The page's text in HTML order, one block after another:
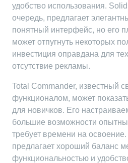
удобство использования.
очередь, предлагает
понятный интерфейс, но его
может отпугнуть некоторых
инвестиция оправдана для
отсутствие рекламы.
Total Commander, известный
функционалом, может
для новичков. Его
большие возможности
требует времени на
предлагает хороший баланс
функциональностью и